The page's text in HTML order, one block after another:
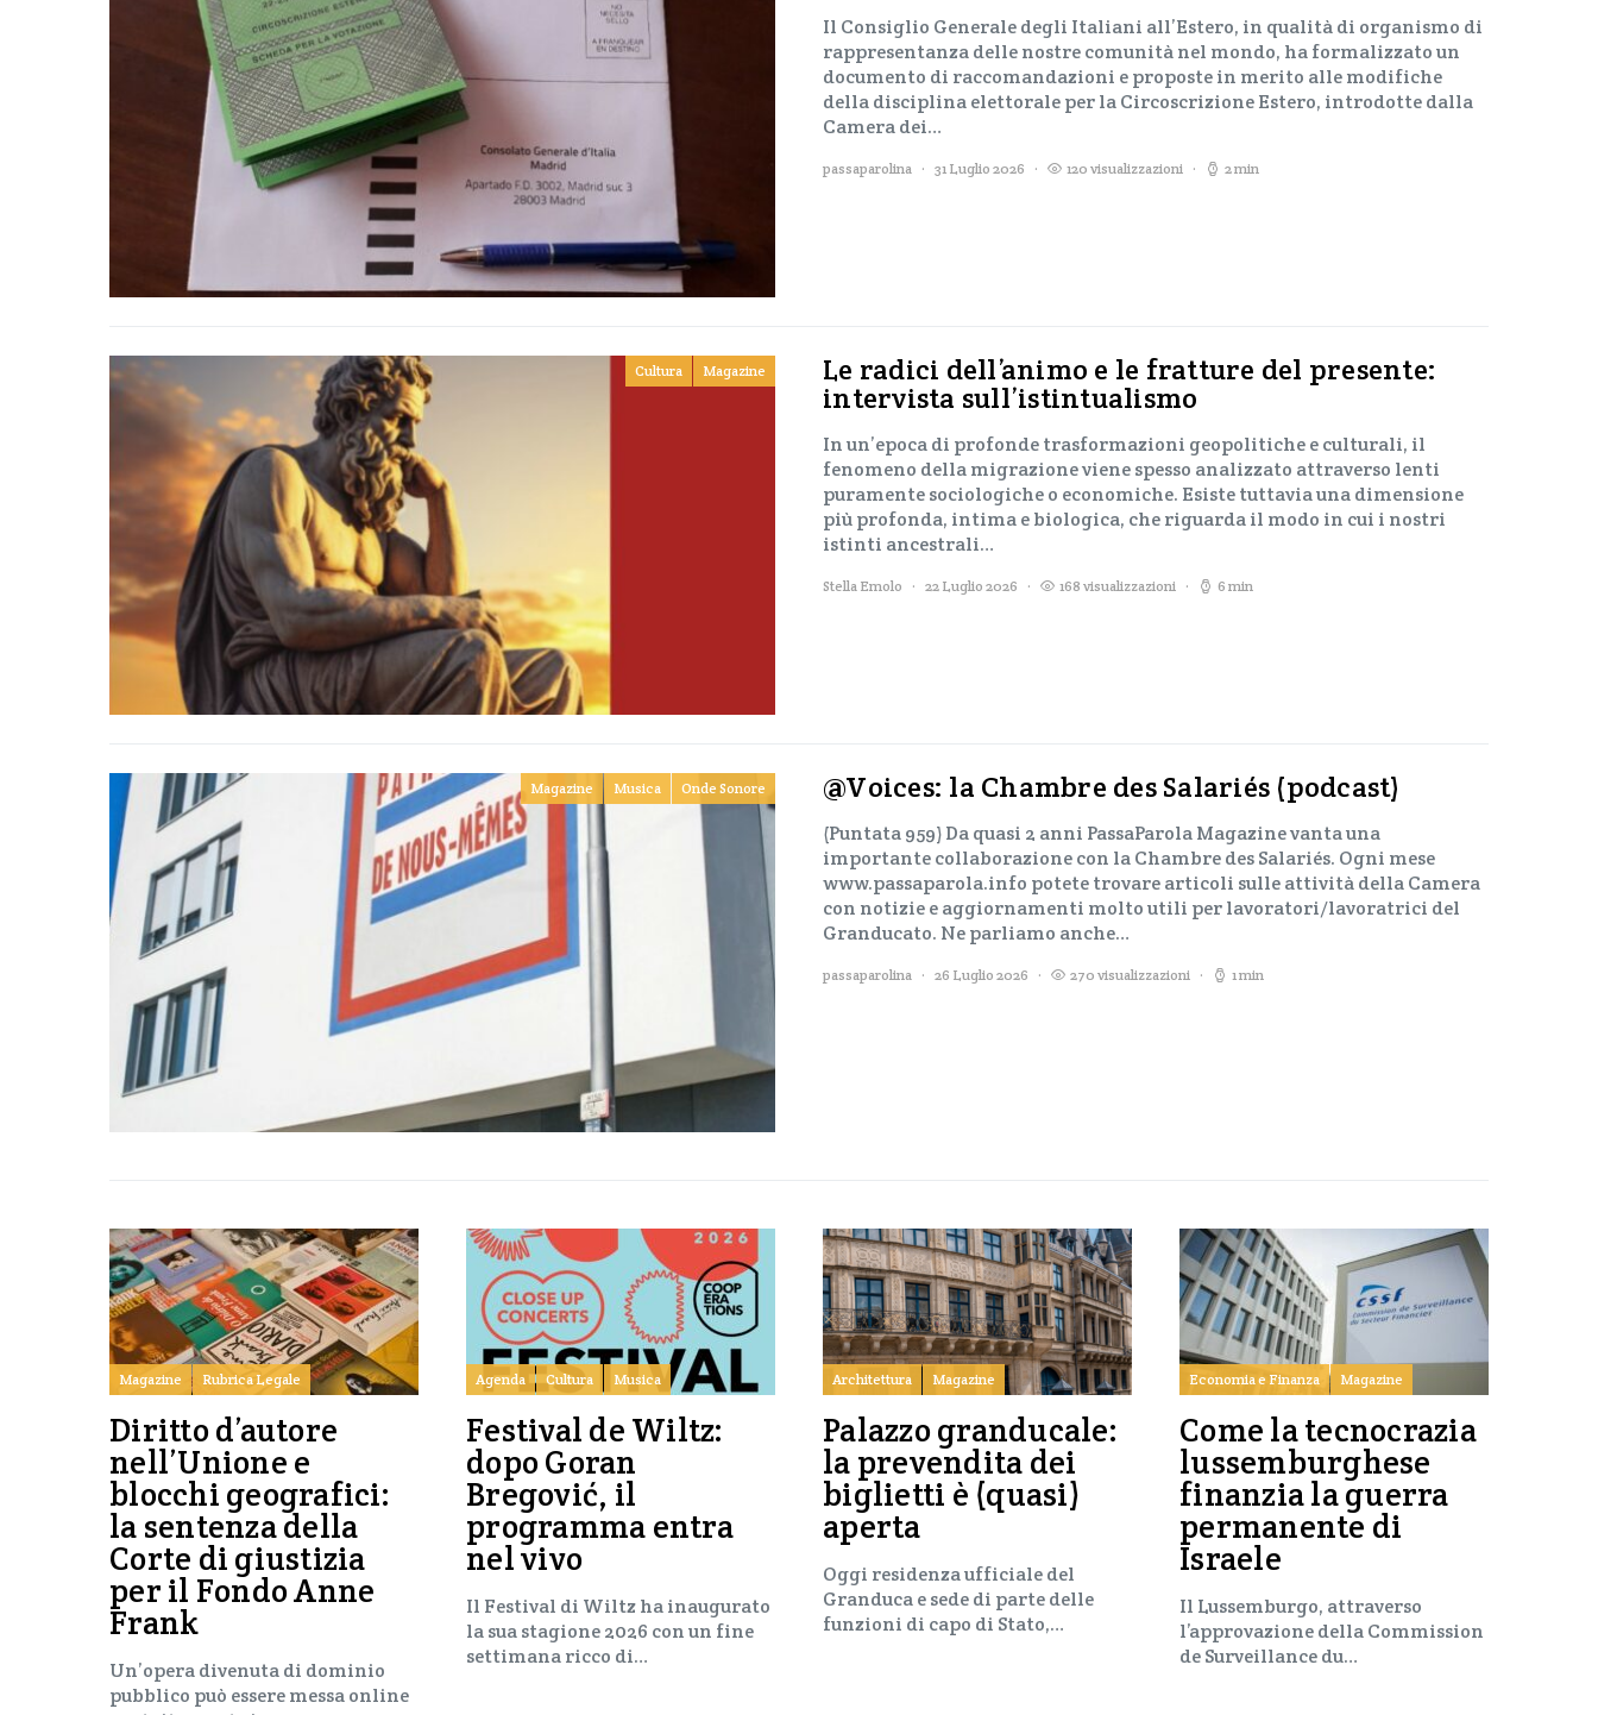
Il Consiglio Generale degli Italiani all’Estero, in qualità di organismo di
rappresentanza delle nostre comunità nel mondo, ha formalizzato un
documento di raccomandazioni e proposte in merito alle modifiche
della disciplina elettorale per la Circoscrizione Estero, introdotte dalla
Camera dei…
passaparolina 31 Luglio 2026 120 visualizzazioni 2 min
Cultura Magazine Le radici dell’animo e le fratture del presente:
intervista sull’istintualismo
In un’epoca di profonde trasformazioni geopolitiche e culturali, il
fenomeno della migrazione viene spesso analizzato attraverso lenti
puramente sociologiche o economiche. Esiste tuttavia una dimensione
più profonda, intima e biologica, che riguarda il modo in cui i nostri
istinti ancestrali…
Stella Emolo 22 Luglio 2026 168 visualizzazioni 6 min
Magazine Musica Onde Sonore @Voices: la Chambre des Salariés (podcast)
(Puntata 959) Da quasi 2 anni PassaParola Magazine vanta una
importante collaborazione con la Chambre des Salariés. Ogni mese
www.passaparola.info potete trovare articoli sulle attività della Camera
con notizie e aggiornamenti molto utili per lavoratori/lavoratrici del
Granducato. Ne parliamo anche…
passaparolina 26 Luglio 2026 270 visualizzazioni 1 min
Magazine Rubrica Legale
Diritto d’autore
nell’Unione e
blocchi geografici:
la sentenza della
Corte di giustizia
per il Fondo Anne
Frank
Un’opera divenuta di dominio
pubblico può essere messa online
Agenda Cultura Musica
Festival de Wiltz:
dopo Goran
Bregović, il
programma entra
nel vivo
Il Festival di Wiltz ha inaugurato
la sua stagione 2026 con un fine
settimana ricco di…
Architettura Magazine
Palazzo granducale:
la prevendita dei
biglietti è (quasi)
aperta
Oggi residenza ufficiale del
Granduca e sede di parte delle
funzioni di capo di Stato,…
Economia e Finanza Magazine
Come la tecnocrazia
lussemburghese
finanzia la guerra
permanente di
Israele
Il Lussemburgo, attraverso
l’approvazione della Commission
de Surveillance du…